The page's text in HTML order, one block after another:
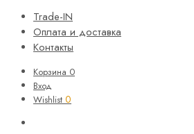
Trade-IN
Оплата и доставка
Контакты
Корзина 0
Вход
Wishlist 0